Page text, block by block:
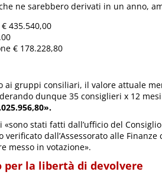
ne sarebbero derivati in un anno,
435.540,00
€ 178.228,80
ai gruppi consiliari, il valore attuale
dunque 35 consiglieri x 12
«sono stati fatti dall’ufficio del
verificato dall’Assessorato alle
messo in votazione».
la libertà di devolvere